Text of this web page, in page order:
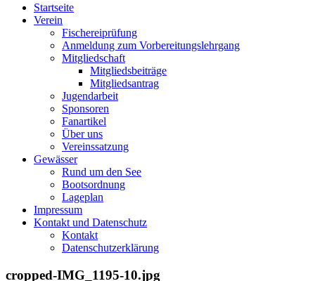
Startseite
Verein
Fischereiprüfung
Anmeldung zum Vorbereitungslehrgang
Mitgliedschaft
Mitgliedsbeiträge
Mitgliedsantrag
Jugendarbeit
Sponsoren
Fanartikel
Über uns
Vereinssatzung
Gewässer
Rund um den See
Bootsordnung
Lageplan
Impressum
Kontakt und Datenschutz
Kontakt
Datenschutzerklärung
cropped-IMG_1195-10.jpg